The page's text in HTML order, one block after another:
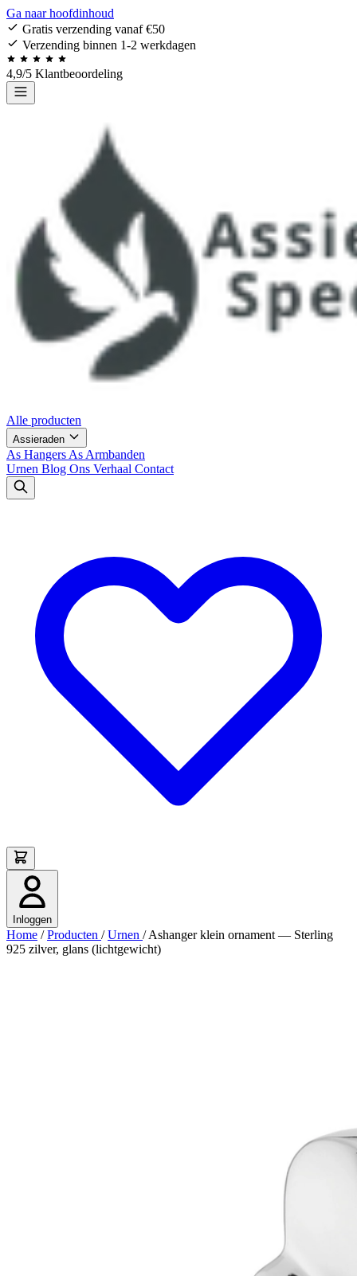
Ga naar hoofdinhoud
Gratis verzending vanaf €50
Verzending binnen 1-2 werkdagen
4,9/5 Klantbeoordeling
Alle producten
Assieraden
As Hangers As Armbanden
Urnen Blog Ons Verhaal Contact
Inloggen
Home / Producten / Urnen / Ashanger klein ornament — Sterling
925 zilver, glans (lichtgewicht)